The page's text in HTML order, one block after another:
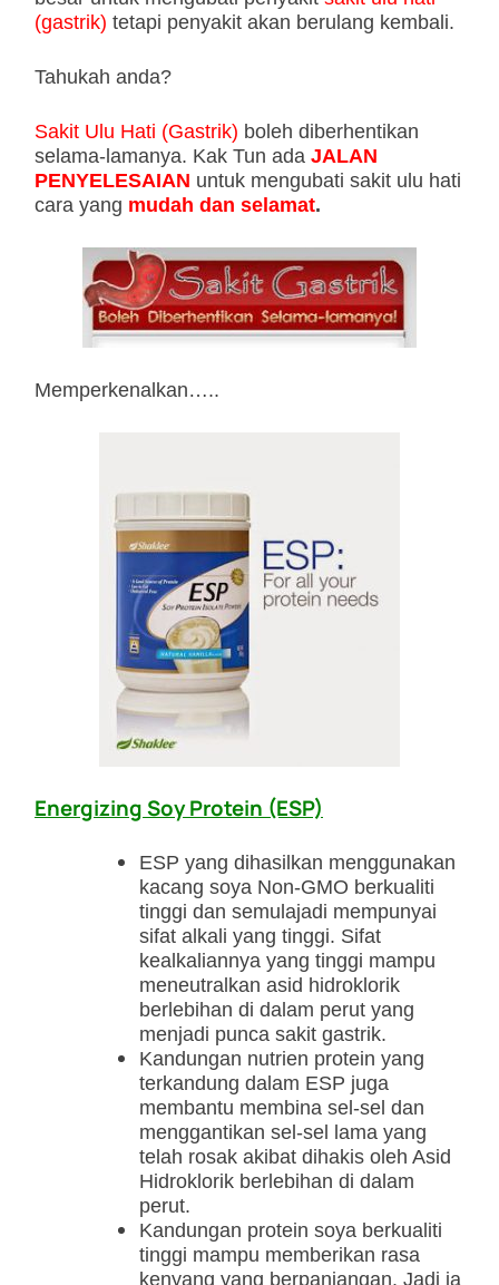
(gastrik) tetapi penyakit akan berulang kembali.
Tahukah anda?
Sakit Ulu Hati (Gastrik) boleh diberhentikan
selama-lamanya. Kak Tun ada JALAN
PENYELESAIAN untuk mengubati sakit ulu hati
cara yang mudah dan selamat.
Memperkenalkan…..
Energizing Soy Protein (ESP)
ESP yang dihasilkan menggunakan
kacang soya Non-GMO berkualiti
tinggi dan semulajadi mempunyai
sifat alkali yang tinggi. Sifat
kealkaliannya yang tinggi mampu
meneutralkan asid hidroklorik
berlebihan di dalam perut yang
menjadi punca sakit gastrik.
Kandungan nutrien protein yang
terkandung dalam ESP juga
membantu membina sel-sel dan
menggantikan sel-sel lama yang
telah rosak akibat dihakis oleh Asid
Hidroklorik berlebihan di dalam
perut.
Kandungan protein soya berkualiti
tinggi mampu memberikan rasa
kenyang yang berpanjangan. Jadi ia